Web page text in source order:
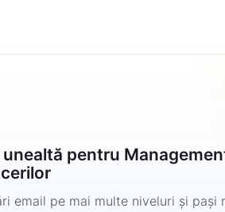
pentru
email pe mai multe niveluri și pași